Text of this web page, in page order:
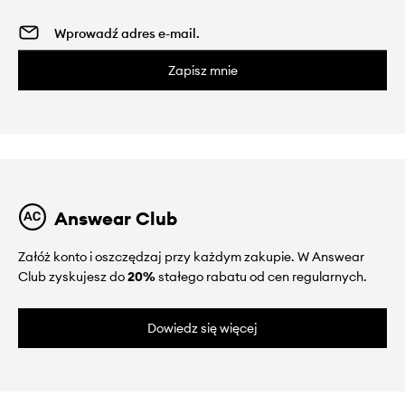
Zapisz mnie
Answear Club
Załóż konto i oszczędzaj przy każdym zakupie. W Answear
Club zyskujesz do20%stałego rabatu od cen regularnych.
Dowiedz się więcej